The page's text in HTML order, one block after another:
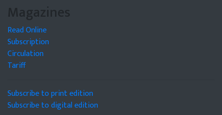
Magazines
Read Online
Subscription
Circulation
Tariff
Subscribe to print edition
Subscribe to digital edition